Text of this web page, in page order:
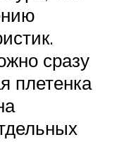
сразу
плетенка